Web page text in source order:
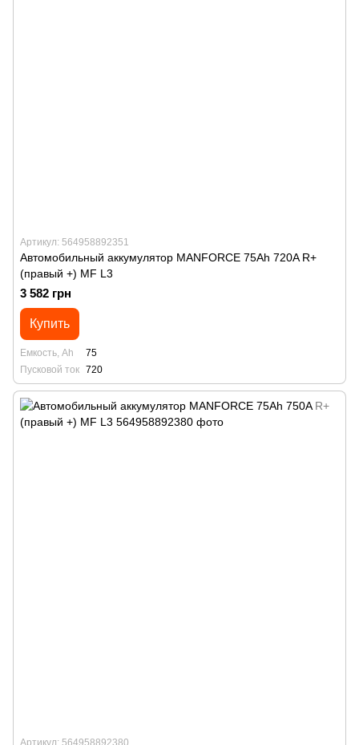
Артикул: 564958892351
Автомобильный аккумулятор MANFORСE 75Ah 720A R+
(правый +) MF L3
3 582 грн
Купить
Емкость, Ah
75
Пусковой ток 720
Артикул: 564958892380